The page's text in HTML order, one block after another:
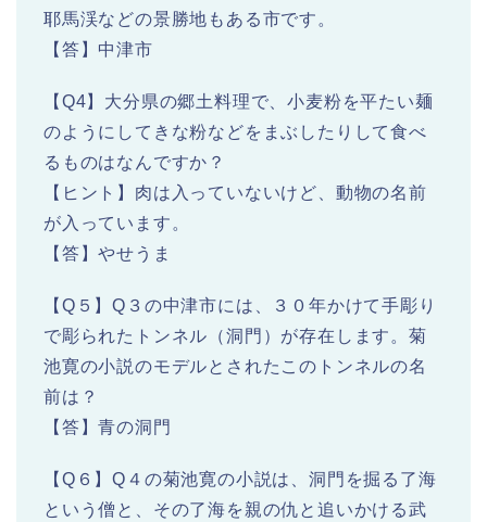
耶馬渓などの景勝地もある市です。
【答】中津市
【Q4】大分県の郷土料理で、小麦粉を平たい麺
のようにしてきな粉などをまぶしたりして食べ
るものはなんですか？
【ヒント】肉は入っていないけど、動物の名前
が入っています。
【答】やせうま
【Q５】Q３の中津市には、３０年かけて手彫り
で彫られたトンネル（洞門）が存在します。菊
池寛の小説のモデルとされたこのトンネルの名
前は？
【答】青の洞門
【Q６】Q４の菊池寛の小説は、洞門を掘る了海
という僧と、その了海を親の仇と追いかける武